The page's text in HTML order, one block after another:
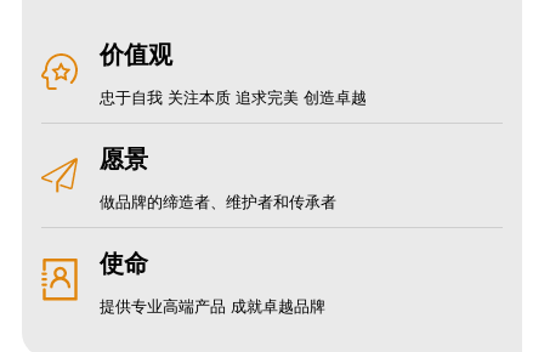
价值观
忠于自我 关注本质 追求完美 创造卓越
愿景
做品牌的缔造者、维护者和传承者
使命
提供专业高端产品 成就卓越品牌